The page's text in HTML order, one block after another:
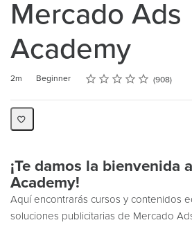
Mercado Ads
Academy
Duration
2m
DifficultyBeginner Rating
1 star
2 stars
3 stars
4 stars
5 stars
Average rating: 4.8 908
908 reviews
¡Te damos la bienvenida
Academy!
Aquí encontrarás cursos y contenidos
soluciones publicitarias de Mercado